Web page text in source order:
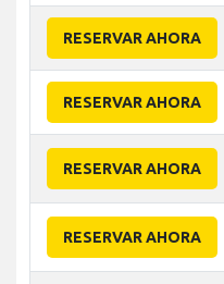
RESERVAR AHORA
RESERVAR AHORA
RESERVAR AHORA
RESERVAR AHORA